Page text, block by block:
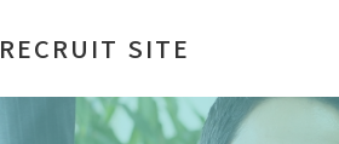
RECRUIT SITE